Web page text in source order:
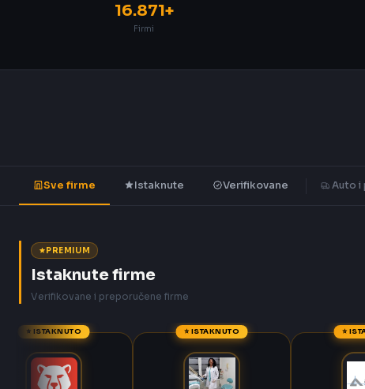
16.871+
Firmi
Sve firme Istaknute Verifikovane Auto i
PREMIUM
Istaknute firme
Verifikovane i preporučene firme
⭐ ISTAKNUTO ⭐ ISTAKNUTO ⭐